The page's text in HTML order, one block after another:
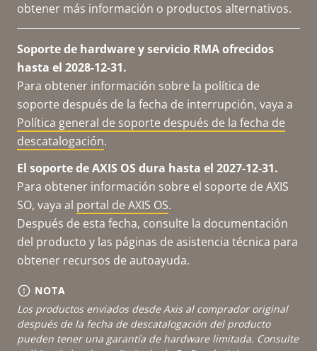
obtener más información o productos alternativos.
Soporte de hardware y servicio RMA ofrecidos
hasta el 2028-12-31.
Para obtener información sobre la política de
soporte después de la fecha de interrupción, vaya a
Política general de soporte después de la fecha de
descatalogación.
El soporte de AXIS OS dura hasta el 2027-12-31.
Para obtener información sobre el soporte de AXIS
SO, vaya al portal de AXIS OS.
Después de esta fecha, consulte la documentación
del producto y las páginas de asistencia técnica para
obtener recursos de autoayuda.
NOTA
Los productos enviados desde Axis al comprador original
después de la fecha de descatalogación del producto
pueden tener una garantía de hardware limitada. Consulte